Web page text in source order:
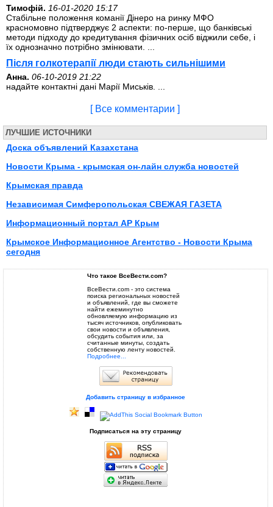
Тимофій. 16-01-2020 15:17
Стабільне положення команії Дінеро на ринку МФО
красномовно підтверджує 2 аспекти: по-перше, що банківські
методи підходу до кредитування фізичних осіб віджили себе, і
їх однозначно потрібно змінювати. ...
Після голкотерапії люди стають сильнішими
Анна. 06-10-2019 21:22
надайте контактні дані Марії Миськів. ...
[ Все комментарии ]
ЛУЧШИЕ ИСТОЧНИКИ
Доска объявлений Казахстана
Новости Крыма - крымская он-лайн служба новостей
Крымская правда
Независимая Симферопольская СВЕЖАЯ ГАЗЕТА
Информационный портал АР Крым
Крымское Информационное Агентство - Новости Крыма
сегодня
Что такое ВсеВести.com?
ВсеВести.com - это система
поиска региональных новостей
и объявлений, где вы сможете
найти ежеминутно
обновляемую информацию из
тысяч источников, опубликовать
свои новости и объявления,
обсудить события или, за
считанные минуты, создать
собственную ленту новостей.
Подробнее...
Добавить страницу в избранное
Подписаться на эту страницу